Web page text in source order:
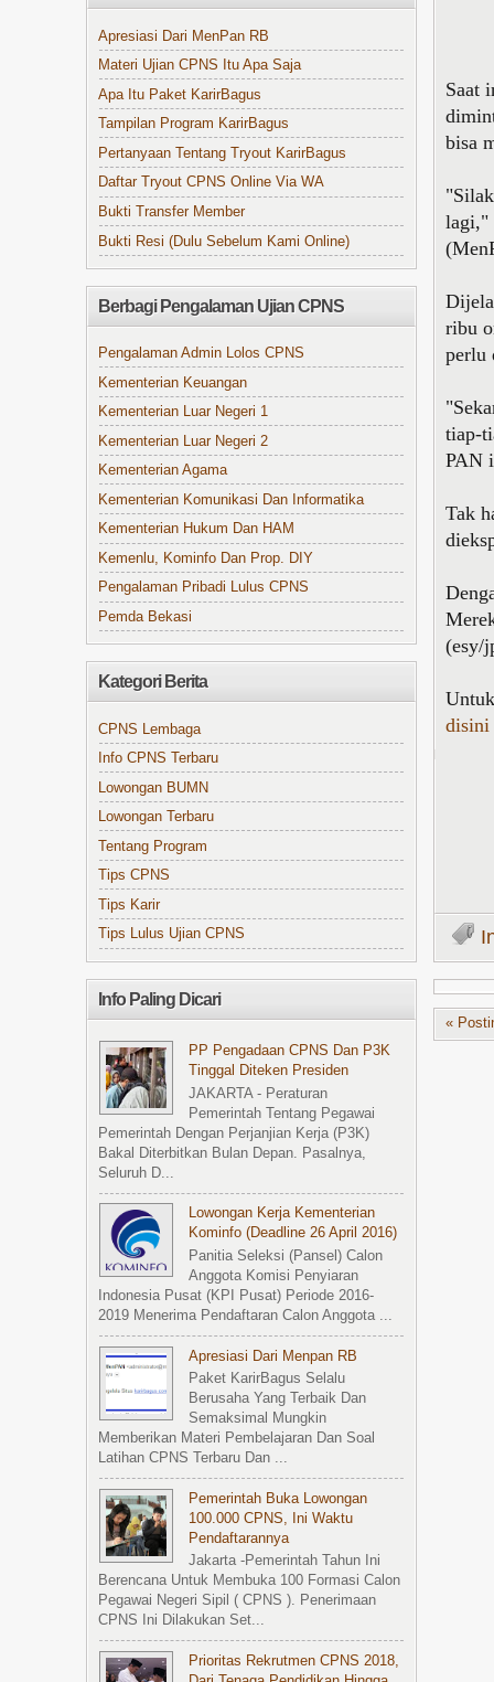
Saat
bisa
lagi,"
ribu
perlu
tiap-
PAN
Tak
(esy/
disini
«
Apresiasi Dari MenPan RB
Materi Ujian CPNS Itu Apa Saja
Apa Itu Paket KarirBagus
Tampilan Program KarirBagus
Pertanyaan Tentang Tryout KarirBagus
Daftar Tryout CPNS Online Via WA
Bukti Transfer Member
Bukti Resi (Dulu Sebelum Kami Online)
Berbagi Pengalaman Ujian CPNS
Pengalaman Admin Lolos CPNS
Kementerian Keuangan
Kementerian Luar Negeri 1
Kementerian Luar Negeri 2
Kementerian Agama
Kementerian Komunikasi Dan Informatika
Kementerian Hukum Dan HAM
Kemenlu, Kominfo Dan Prop. DIY
Pengalaman Pribadi Lulus CPNS
Pemda Bekasi
Kategori Berita
CPNS Lembaga
Info CPNS Terbaru
Lowongan BUMN
Lowongan Terbaru
Tentang Program
Tips CPNS
Tips Karir
Tips Lulus Ujian CPNS
Info Paling Dicari
PP Pengadaan CPNS Dan P3K
Tinggal Diteken Presiden
JAKARTA - Peraturan
Pemerintah Tentang Pegawai
Pemerintah Dengan Perjanjian Kerja (P3K)
Bakal Diterbitkan Bulan Depan. Pasalnya,
Seluruh D...
Lowongan Kerja Kementerian
Kominfo (Deadline 26 April 2016)
Panitia Seleksi (Pansel) Calon
Anggota Komisi Penyiaran
Indonesia Pusat (KPI Pusat) Periode 2016-
2019 Menerima Pendaftaran Calon Anggota ...
Apresiasi Dari Menpan RB
Paket KarirBagus Selalu
Berusaha Yang Terbaik Dan
Semaksimal Mungkin
Memberikan Materi Pembelajaran Dan Soal
Latihan CPNS Terbaru Dan ...
Pemerintah Buka Lowongan
100.000 CPNS, Ini Waktu
Pendaftarannya
Jakarta -Pemerintah Tahun Ini
Berencana Untuk Membuka 100 Formasi Calon
Pegawai Negeri Sipil ( CPNS ). Penerimaan
CPNS Ini Dilakukan Set...
Prioritas Rekrutmen CPNS 2018,